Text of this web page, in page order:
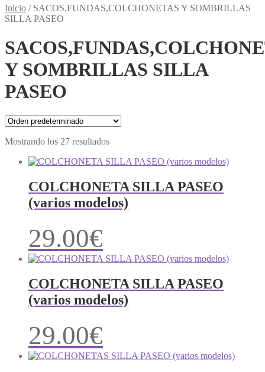
Inicio / SACOS,FUNDAS,COLCHONETAS Y SOMBRILLAS
SILLA PASEO
Y SOMBRILLAS SILLA
PASEO
Mostrando los 27 resultados
COLCHONETA SILLA PASEO
(varios modelos)
29.00€
COLCHONETA SILLA PASEO
(varios modelos)
29.00€